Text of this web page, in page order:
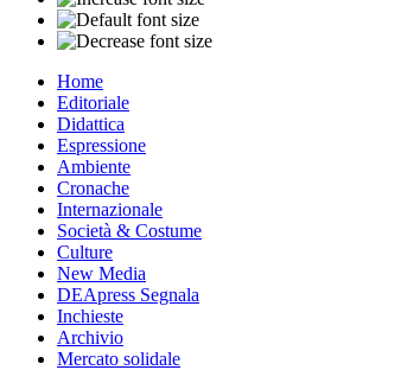
Home
Editoriale
Didattica
Espressione
Ambiente
Cronache
Internazionale
Società & Costume
Culture
New Media
DEApress Segnala
Inchieste
Archivio
Mercato solidale